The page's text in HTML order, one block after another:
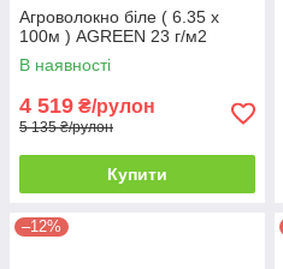
Агроволокно біле ( 6.35 х
100м ) AGREEN 23 г/м2
В наявності
4 519 ₴/рулон
5 135 ₴/рулон
Купити
–12%